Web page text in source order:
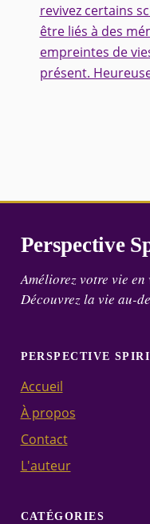
revivez certains
être liés à des
empreintes de
présent.
Perspective
Améliorez votre vie
Découvrez la vie au-
PERSPECTIVE
Accueil
À propos
Contact
L'auteur
CATÉGORIES